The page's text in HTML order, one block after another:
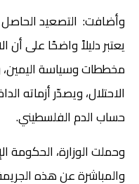
وأضافت: التصعيد الحاصل
يعتبر دليلاً واضحًا على أن
مخططات وسياسة
الاحتلال، ويصدّر أزماته
حساب الدم الفلسطيني.
وحملت الوزارة، الحكومة
والمباشرة عن هذه